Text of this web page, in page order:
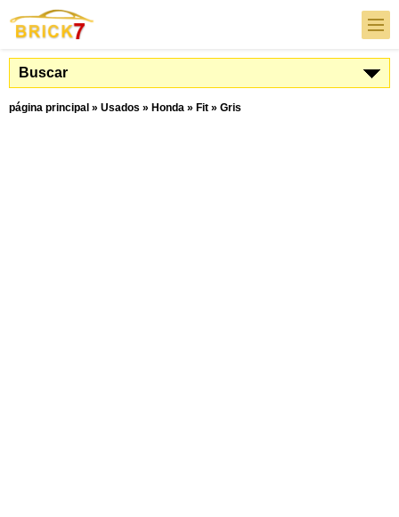
Buscar
página principal » Usados » Honda » Fit » Gris